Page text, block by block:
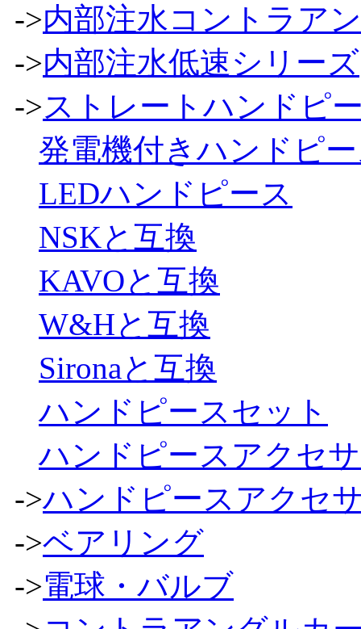
->内部注水コントラア
->内部注水低速シリーズ
->ストレートハンドピ
発電機付きハンドピ
LEDハンドピース
NSKと互換
KAVOと互換
W&Hと互換
Sironaと互換
ハンドピースセット
ハンドピースアクセ
->ハンドピースアクセ
->ベアリング
->電球・バルブ